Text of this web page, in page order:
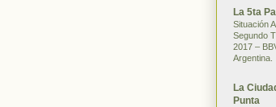
La 5ta
Situación
Segundo
2017 –
Argentina.
La
Punta